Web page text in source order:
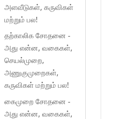
அளவீடுகள், கருவிகள்
மற்றும் பல!
தற்காலிக சோதனை -
அது என்ன, வகைகள்,
செயல்முறை,
அணுகுமுறைகள்,
கருவிகள் மற்றும் பல!
கைமுறை சோதனை -
அது என்ன, வகைகள்,